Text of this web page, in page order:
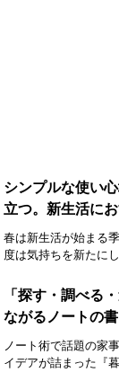
シンプルな使い
立つ。新生活に
春は新生活が始まる
度は気持ちを新たに
「探す・調べる
ながるノートの
ノート術で話題の家
イデアが詰まった『